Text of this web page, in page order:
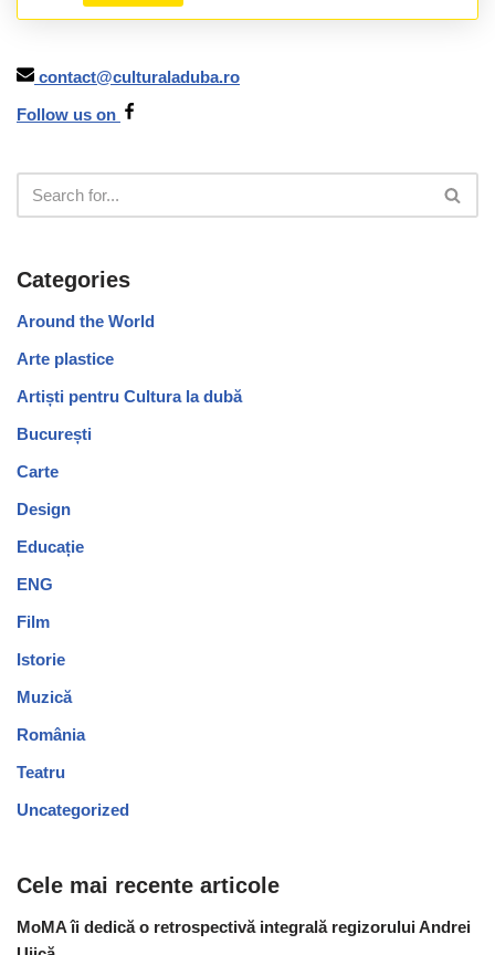
contact@culturaladuba.ro
Follow us on
Categories
Around the World
Arte plastice
Artiști pentru Cultura la dubă
București
Carte
Design
Educație
ENG
Film
Istorie
Muzică
România
Teatru
Uncategorized
Cele mai recente articole
MoMA îi dedică o retrospectivă integrală regizorului Andrei